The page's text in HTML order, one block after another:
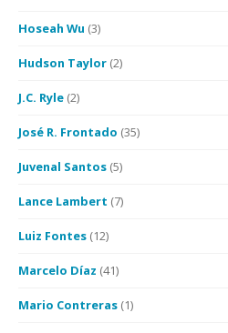
Hoseah Wu (3)
Hudson Taylor (2)
J.C. Ryle (2)
José R. Frontado (35)
Juvenal Santos (5)
Lance Lambert (7)
Luiz Fontes (12)
Marcelo Díaz (41)
Mario Contreras (1)